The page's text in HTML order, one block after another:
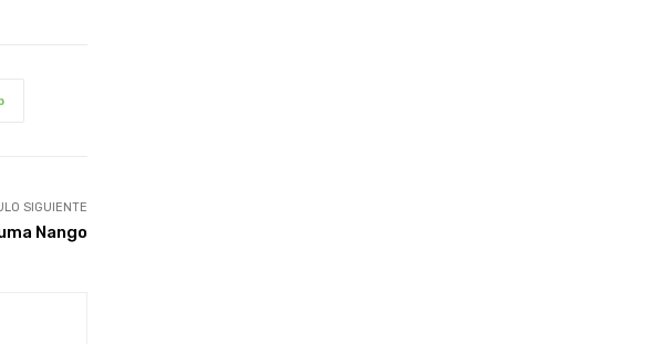
SIGUIENTE
Nango